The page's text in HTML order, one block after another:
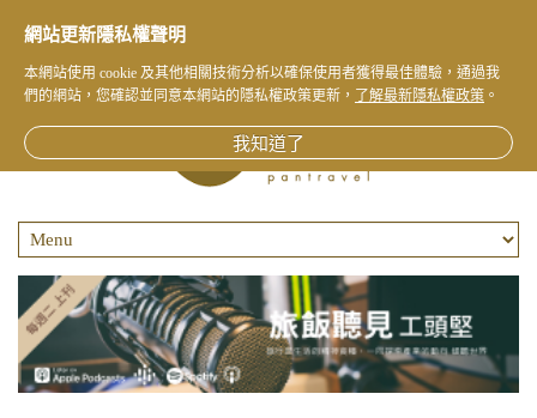
網站更新隱私權聲明
本網站使用 cookie 及其他相關技術分析以確保使用者獲得最佳體驗，通過我
們的網站，您確認並同意本網站的隱私權政策更新，
了解最新隱私權政策 。
我知道了